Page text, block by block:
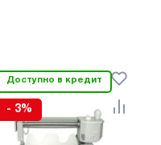
Доступно в кредит
- 3%